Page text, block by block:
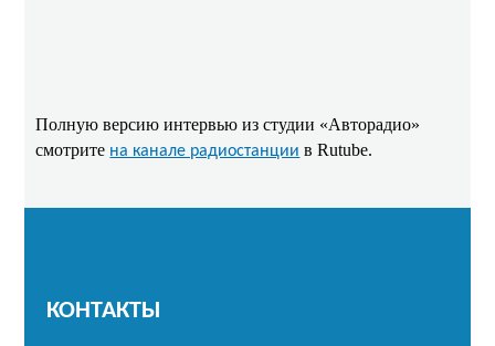
Полную версию интервью из студии «Авторадио»
смотрите на канале радиостанции в Rutube.
КОНТАКТЫ